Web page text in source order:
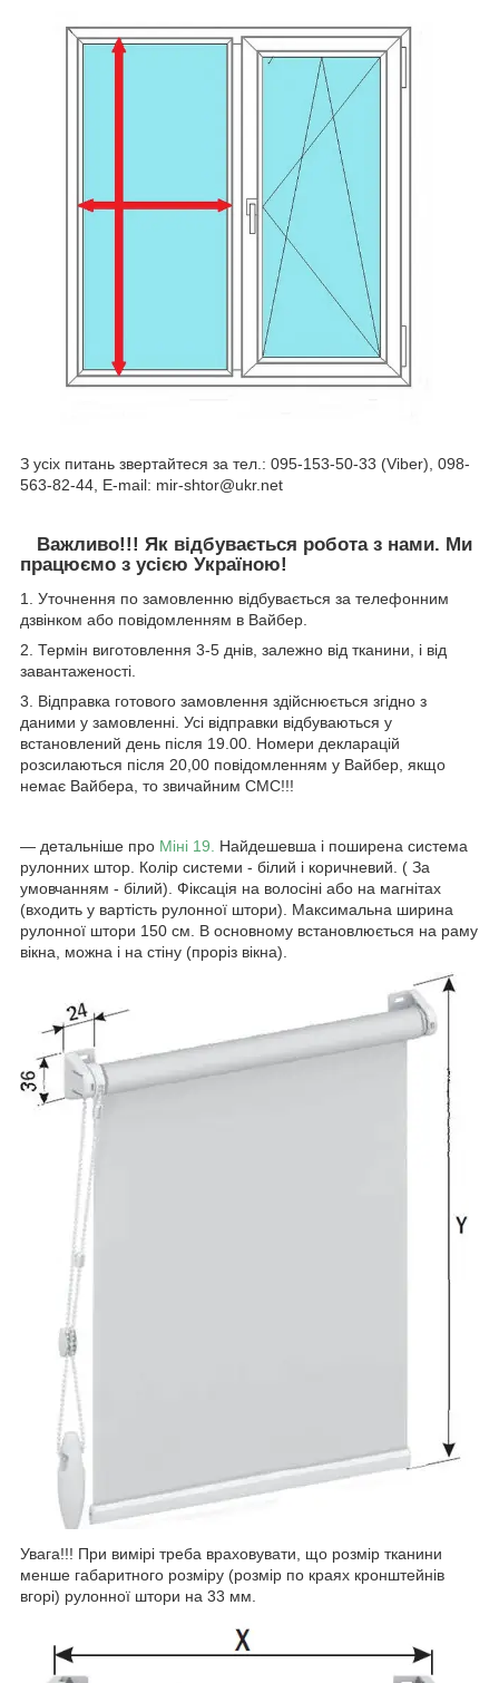
З усіх питань звертайтеся за тел.: 095-153-50-33 (Viber), 098-
563-82-44, E-mail: mir-shtor@ukr.net
Важливо!!! Як відбувається робота з нами. Ми
працюємо з усією Україною!
1. Уточнення по замовленню відбувається за телефонним
дзвінком або повідомленням в Вайбер.
2. Термін виготовлення 3-5 днів, залежно від тканини, і від
завантаженості.
3. Відправка готового замовлення здійснюється згідно з
даними у замовленні. Усі відправки відбуваються у
встановлений день після 19.00. Номери декларацій
розсилаються після 20,00 повідомленням у Вайбер, якщо
немає Вайбера, то звичайним СМС!!!
― детальніше про Міні 19. Найдешевша і поширена система
рулонних штор. Колір системи - білий і коричневий. ( За
умовчанням - білий). Фіксація на волосіні або на магнітах
(входить у вартість рулонної штори). Максимальна ширина
рулонної штори 150 см. В основному встановлюється на раму
вікна, можна і на стіну (проріз вікна).
Увага!!! При вимірі треба враховувати, що розмір тканини
менше габаритного розміру (розмір по краях кронштейнів
вгорі) рулонної штори на 33 мм.